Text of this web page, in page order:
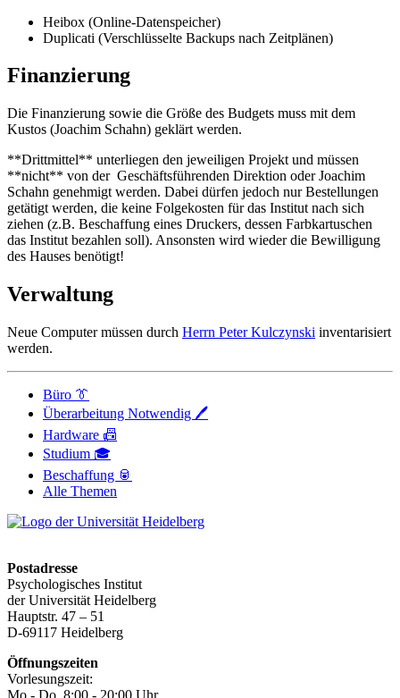
Heibox (Online-Datenspeicher)
Duplicati (Verschlüsselte Backups nach Zeitplänen)
Finanzierung
Die Finanzierung sowie die Größe des Budgets muss mit dem
Kustos (Joachim Schahn) geklärt werden.
**Drittmittel** unterliegen den jeweiligen Projekt und müssen
**nicht** von der Geschäftsführenden Direktion oderJoachim
Schahn genehmigt werden. Dabei dürfen jedoch nur Bestellungen
getätigt werden, die keine Folgekosten für das Institut nach sich
ziehen (z.B. Beschaffung eines Druckers, dessen Farbkartuschen
das Institut bezahlen soll). Ansonsten wird wieder die Bewilligung
des Hauses benötigt!
Verwaltung
Neue Computer müssen durch Herrn Peter Kulczynski inventarisiert
werden.
Büro 👔
Überarbeitung Notwendig 🖊️
Hardware 📠
Studium 🎓
Beschaffung 🥫
Alle Themen
Postadresse
Psychologisches Institut
der Universität Heidelberg
Hauptstr. 47 – 51
D-69117 Heidelberg
Öffnungszeiten
Vorlesungszeit: